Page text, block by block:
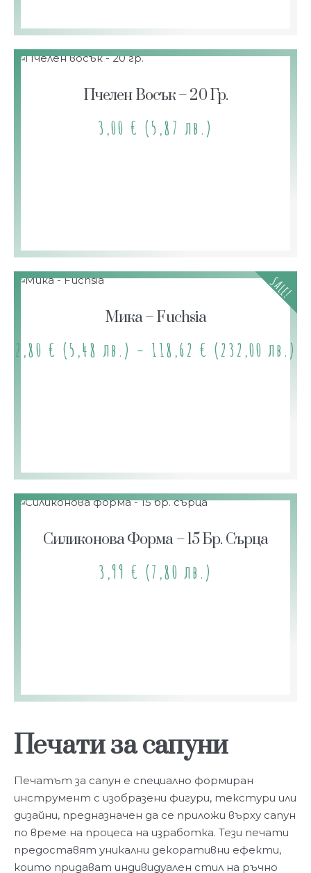
Пчелен Восък – 20 Гр.
3,00 € (5,87 лв.)
SALE!
Мика – Fuchsia
2,80 € (5,48 лв.) – 118,62 € (232,00 лв.)
Силиконова Форма – 15 Бр. Сърца
3,99 € (7,80 лв.)
Печати за сапуни
Печатът за сапун е специално формиран
инструмент с изобразени фигури, текстури или
дизайни, предназначен да се приложи върху сапун
по време на процеса на изработка. Тези печати
предоставят уникални декоративни ефекти,
които придават индивидуален стил на ръчно